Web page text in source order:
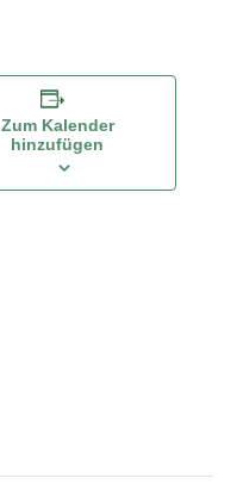
Zum Kalender
hinzufügen